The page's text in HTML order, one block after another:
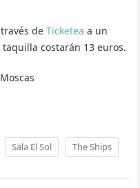
de Ticketea a un
costarán 13 euros.
Sala El Sol The Ships